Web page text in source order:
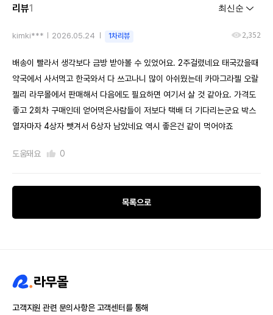
리뷰1
kimki*** 2026.05.24 1차리뷰 2,352
배송이 빨라서 생각보다 금방 받아볼 수 있었어요. 2주걸렸네요 태국갔을때
약국에서 사서먹고 한국와서 다 쓰고나니 많이 아쉬웠는데 카마그라젤 오랄
젤리 라무몰에서 판매해서 다음에도 필요하면 여기서 살 것 같아요. 가격도
좋고 2회차 구매인데 얻어먹은사람들이 저보다 택배 더 기다리는군요 박스
열자마자 4상자 뺏겨서 6상자 남았네요 역시 좋은건 같이 먹어야죠
도움돼요 0
목록으로
고객지원 관련 문의사항은 고객센터를 통해